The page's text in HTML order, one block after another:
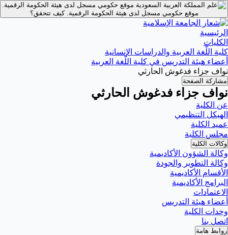
موقع حكومي مسجل لدى هيئة الحكومة الرقمية.
موقع حكومي مسجل لدى هيئة الحكومة الرقمية.كيف تتحقق؟
الرئيسية
الكليات
كلية اللّغة العربية والدراسات الإنسانية
أعضاء هيئة التدريس في كلية اللّغة العربية
نواف جزاء فدغوش الحارثي
مشاركة الصفحة
نواف جزاء فدغوش الحارثي
عن الكلية
الهيكل التنظيمي
عميد الكلية
مجلس الكلية
وكالات الكلية
وكالة الشؤون الأكاديمية
وكالة التطوير والجودة
الأقسام الأكاديمية
البرامج الأكاديمية
الاعتمادات
أعضاء هيئة التدريس
وحدات الكلية
اتصل بنا
روابط هامة